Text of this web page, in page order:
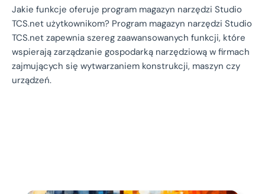
Jakie funkcje oferuje program magazyn narzędzi Studio
TCS.net użytkownikom? Program magazyn narzędzi Studio
TCS.net zapewnia szereg zaawansowanych funkcji, które
wspierają zarządzanie gospodarką narzędziową w firmach
zajmujących się wytwarzaniem konstrukcji, maszyn czy
urządzeń.